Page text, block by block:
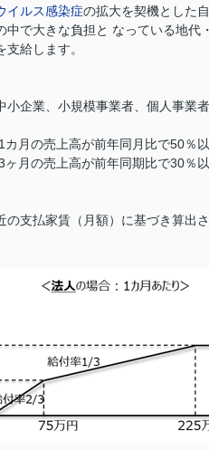
イルス感染症の拡⼤を契機とした
中で大きな負担と なっている地
給します。
小企業、小規模事業者、個人事業
月の売上高が前年同月比で50％
月の売上高が前年同期比で30％
の支払家賃（月額）に基づき算出